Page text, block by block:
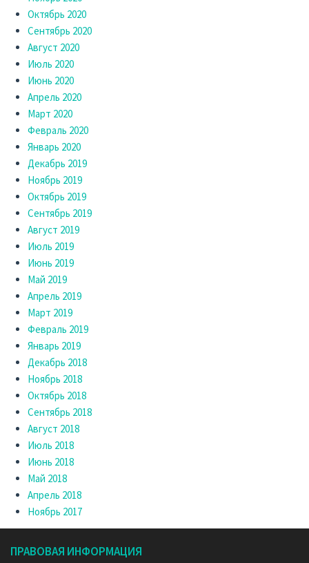
Октябрь 2020
Сентябрь 2020
Август 2020
Июль 2020
Июнь 2020
Апрель 2020
Март 2020
Февраль 2020
Январь 2020
Декабрь 2019
Ноябрь 2019
Октябрь 2019
Сентябрь 2019
Август 2019
Июль 2019
Июнь 2019
Май 2019
Апрель 2019
Март 2019
Февраль 2019
Январь 2019
Декабрь 2018
Ноябрь 2018
Октябрь 2018
Сентябрь 2018
Август 2018
Июль 2018
Июнь 2018
Май 2018
Апрель 2018
Ноябрь 2017
ПРАВОВАЯ ИНФОРМАЦИЯ